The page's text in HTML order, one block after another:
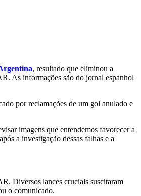
, resultado que eliminou a
As informações são do jornal espanhol
por reclamações de um gol anulado e
imagens que entendemos favorecer a
a investigação dessas falhas e a
Diversos lances cruciais suscitaram
o comunicado.